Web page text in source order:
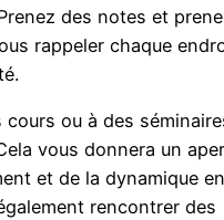
des notes et
rappeler chaque
cours ou à des
vous donnera un
et de la dynamique
rencontrer des